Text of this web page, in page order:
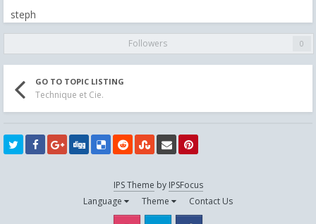
steph
Followers 0
GO TO TOPIC LISTING
Technique et Cie.
IPS Theme by IPSFocus
Language
Theme Contact Us